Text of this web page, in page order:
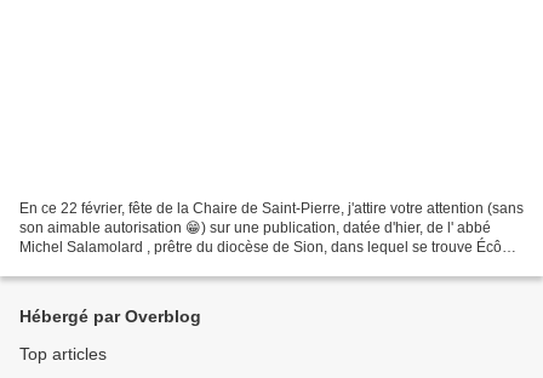
En ce 22 février, fête de la Chaire de Saint-Pierre, j'attire votre attention (sans
son aimable autorisation 😁) sur une publication, datée d'hier, de l' abbé
Michel Salamolard , prêtre du diocèse de Sion, dans lequel se trouve Écône
Hébergé par Overblog
Top articles